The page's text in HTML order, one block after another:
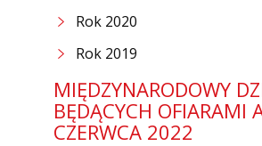
Rok 2020
Rok 2019
MIĘDZYNARODOWY
BĘDĄCYCH OFIARAMI
CZERWCA 2022